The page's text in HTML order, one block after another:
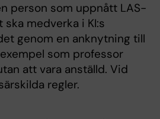
person som uppnått LAS-
medverka i KI:s
genom en anknytning till
som professor
att vara anställd. Vid
regler.